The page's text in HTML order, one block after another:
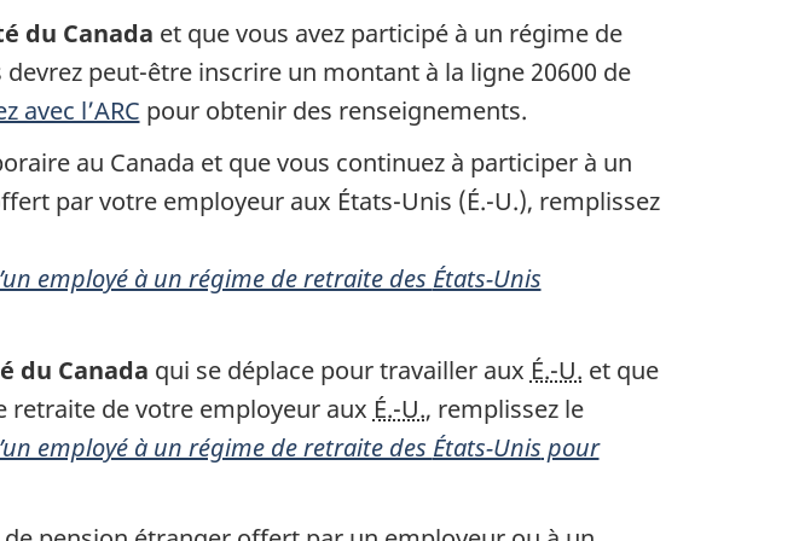
du Canada et que vous avez participé à un régime de
peut-être inscrire un montant à la ligne 20600 de
avec l’ARC pour obtenir des renseignements.
au Canada et que vous continuez à participer à un
par votre employeur aux États-Unis (É.-U.), remplissez
employé à un régime de retraite des États-Unis
du Canada qui se déplace pour travailler aux É.-U. et que
retraite de votre employeur aux É.-U., remplissez le
employé à un régime de retraite des États-Unis pour